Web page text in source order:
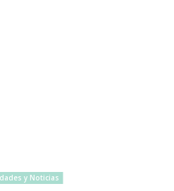
y Noticias